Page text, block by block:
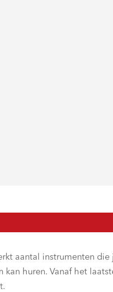
aantal instrumenten
kan huren. Vanaf het